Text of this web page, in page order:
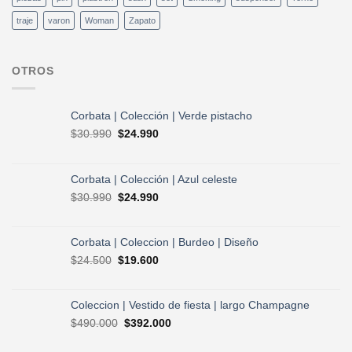
traje varon Woman Zapato
OTROS
Corbata | Colección | Verde pistacho
$30.990 El
era:
$24.990El
es:
$24.990.
Corbata | Colección | Azul celeste
$30.990 El
era:
$30.990.
$24.990El
es:
Corbata | Coleccion | Burdeo | Diseño
$24.500 El
era:
$24.500.
$19.600El
es:
Coleccion | Vestido de fiesta | largo Champagne
$490.000 El
$392.000El